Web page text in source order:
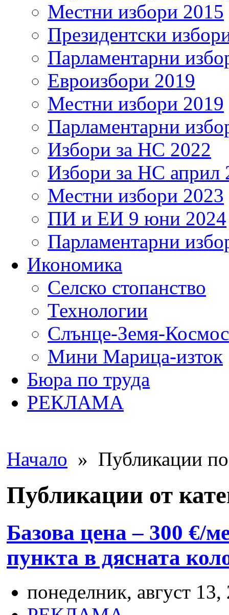
Местни избори 2015
Президентски
Парламентарни
Евроизбори 2019
Местни избори 2019
Парламентарни
Избори за НС 2022
Избори за НС април
Местни избори 2023
ПИ и ЕИ 9 юни 2024
Парламентарни
Икономика
Селско стопанство
Технологии
Слънце-Земя-Космос
Мини Марица-изток
Бюра по труда
РЕКЛАМА
Начало » Публикации по
Публикации от
Базова цена – 300 €/
пункта в дясната
понеделник, август